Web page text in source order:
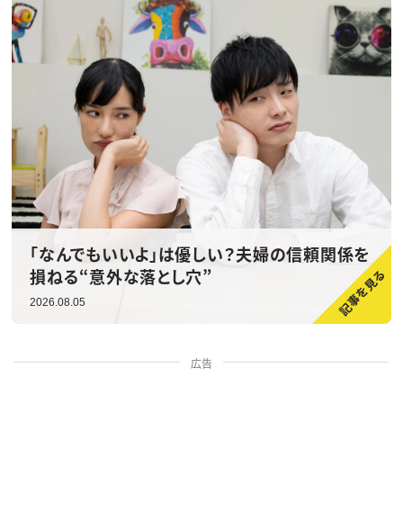
「なんでもいいよ」は優しい？夫婦の信頼関係を
損ねる“意外な落とし穴”
2026.08.05
広告